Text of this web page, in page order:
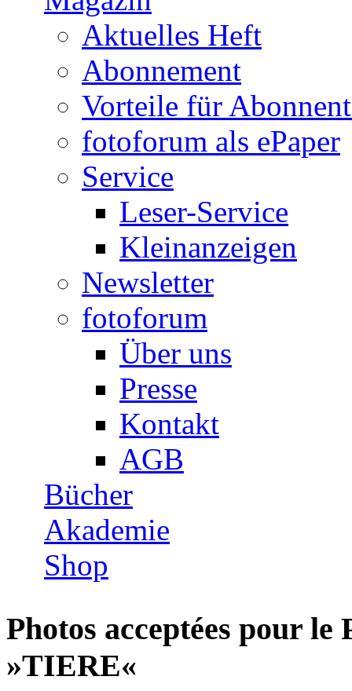
Aktuelles Heft
Abonnement
Vorteile für
fotoforum als ePaper
Service
Leser-Service
Kleinanzeigen
Newsletter
fotoforum
Über uns
Presse
Kontakt
AGB
Bücher
Akademie
Shop
Photos acceptées pour
»TIERE«